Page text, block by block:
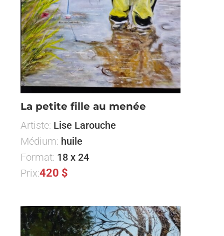
La petite fille au menée
Artiste: Lise Larouche
Médium: huile
Format: 18 x 24
Prix:420 $